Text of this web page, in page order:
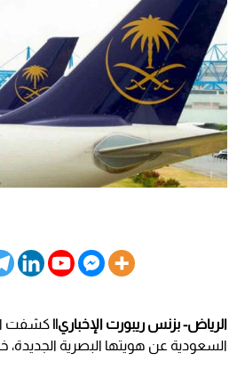
الرياض- بزنس ريبورت الإخباري|| كشفت
السعودية عن هويتها البصرية